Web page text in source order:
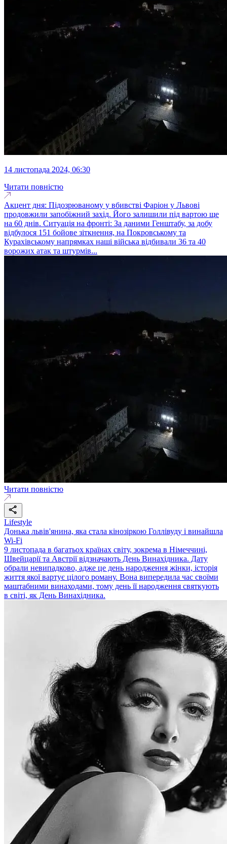
14 листопада 2024, 06:30
Читати повністю
Акцент дня: Підозрюваному у вбивстві Фаріон у Львові
продовжили запобіжний захід. Його залишили під вартою ще
на 60 днів. Ситуація на фронті: За даними Генштабу, за добу
відбулося 151 бойове зіткнення, на Покровському та
Курахівському напрямках наші війська відбивали 36 та 40
ворожих атак та штурмів...
Читати повністю
Lifestyle
Донька львів'янина, яка стала кінозіркою Голлівуду і винайшла
Wi-Fi
9 листопада в багатьох країнах світу, зокрема в Німеччині,
Швейцарії та Австрії відзначають День Винахідника. Дату
обрали невипадково, адже це день народження жінки, історія
життя якої вартує цілого роману. Вона випередила час своїми
маштабними винаходами, тому день її народження святкують
в світі, як День Винахідника.